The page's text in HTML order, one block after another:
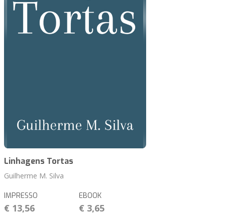
Linhagens Tortas
Guilherme M. Silva
IMPRESSO
€ 13,56
EBOOK
€ 3,65